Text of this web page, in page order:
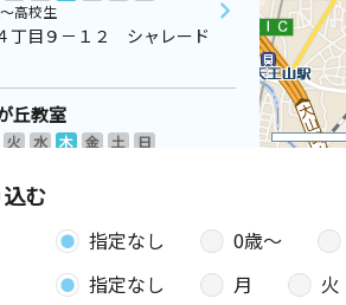
高校生
丁目９－１２ シャレード
丘教室
火 水 木 金 土
日
４－１１緑が丘公民館２
木 金 土 日
む
指定なし 0歳〜
指定なし 月 火